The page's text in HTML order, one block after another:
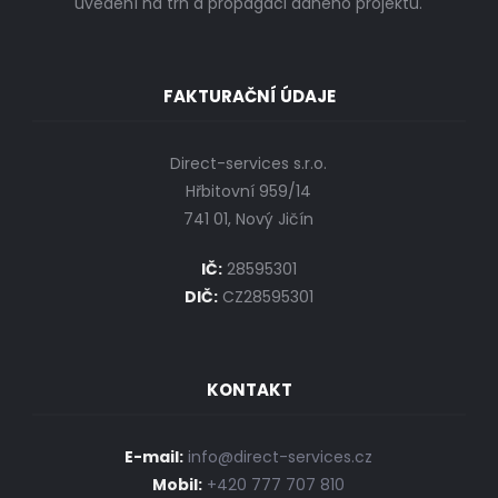
FAKTURAČNÍ ÚDAJE
Direct-services s.r.o.
Hřbitovní 959/14
741 01, Nový Jičín
IČ:28595301
DIČ:CZ28595301
KONTAKT
E-mail: info@direct-services.cz
Mobil: +420 777 707 810